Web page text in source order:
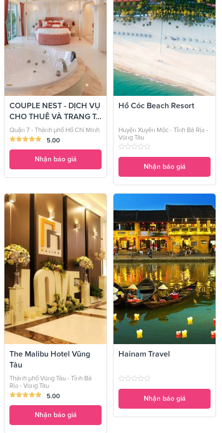
COUPLE NEST - DỊCH VỤ
CHO THUÊ VÀ TRANG T...
Quận 7 - Thành phố Hồ Chí Minh
5.00
Nhận báo giá
Hồ Cóc Beach Resort
Huyện Xuyên Mộc - Tỉnh Bà Rịa -
Vũng Tàu
Nhận báo giá
The Malibu Hotel Vũng
Tàu
Thành phố Vũng Tàu - Tỉnh Bà
Rịa - Vũng Tàu
5.00
Nhận báo giá
Hainam Travel
Nhận báo giá